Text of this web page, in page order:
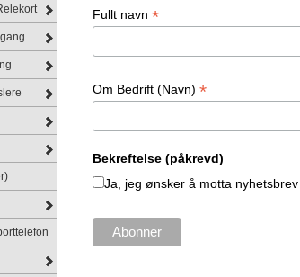
Fullt navn *
Om Bedrift (Navn) *
Bekreftelse (påkrevd)
Ja, jeg ønsker å motta nyhetsbrev